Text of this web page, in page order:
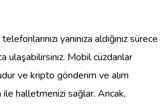
telefonlarınızı yanınıza aldığınız sürece
ulaşabilirsiniz. Mobil cüzdanlar
ve kripto gönderim ve alım
halletmenizi sağlar. Ancak,